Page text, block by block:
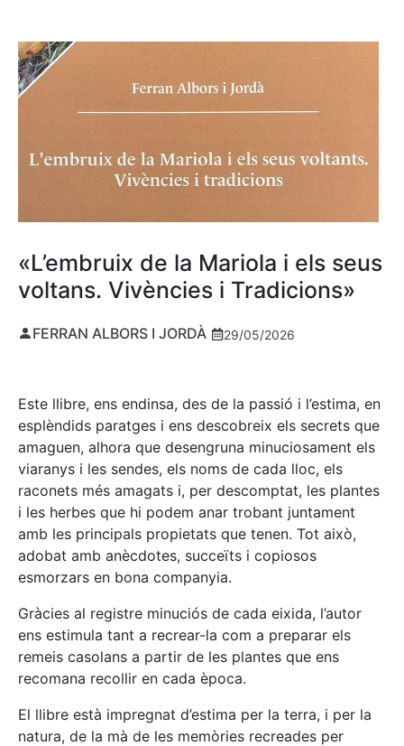
«L’embruix de la Mariola i els seus
voltans. Vivències i Tradicions»
FERRAN ALBORS I JORDÀ 29/05/2026
Este llibre, ens endinsa, des de la passió i l’estima, en
esplèndids paratges i ens descobreix els secrets que
amaguen, alhora que desengruna minuciosament els
viaranys i les sendes, els noms de cada lloc, els
raconets més amagats i, per descomptat, les plantes
i les herbes que hi podem anar trobant juntament
amb les principals propietats que tenen. Tot això,
adobat amb anècdotes, succeïts i copiosos
esmorzars en bona companyia.
Gràcies al registre minuciós de cada eixida, l’autor
ens estimula tant a recrear-la com a preparar els
remeis casolans a partir de les plantes que ens
recomana recollir en cada època.
El llibre està impregnat d’estima per la terra, i per la
natura, de la mà de les memòries recreades per